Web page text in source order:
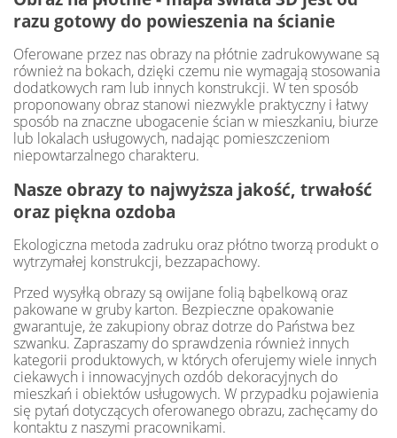
razu gotowy do powieszenia na ścianie
Oferowane przez nas obrazy na płótnie zadrukowywane są
również na bokach, dzięki czemu nie wymagają stosowania
dodatkowych ram lub innych konstrukcji. W ten sposób
proponowany obraz stanowi niezwykle praktyczny i łatwy
sposób na znaczne ubogacenie ścian w mieszkaniu, biurze
lub lokalach usługowych, nadając pomieszczeniom
niepowtarzalnego charakteru.
Nasze obrazy to najwyższa jakość, trwałość
oraz piękna ozdoba
Ekologiczna metoda zadruku oraz płótno tworzą produkt o
wytrzymałej konstrukcji, bezzapachowy.
Przed wysyłką obrazy są owijane folią bąbelkową oraz
pakowane w gruby karton. Bezpieczne opakowanie
gwarantuje, że zakupiony obraz dotrze do Państwa bez
szwanku. Zapraszamy do sprawdzenia również innych
kategorii produktowych, w których oferujemy wiele innych
ciekawych i innowacyjnych ozdób dekoracyjnych do
mieszkań i obiektów usługowych. W przypadku pojawienia
się pytań dotyczących oferowanego obrazu, zachęcamy do
kontaktu z naszymi pracownikami.